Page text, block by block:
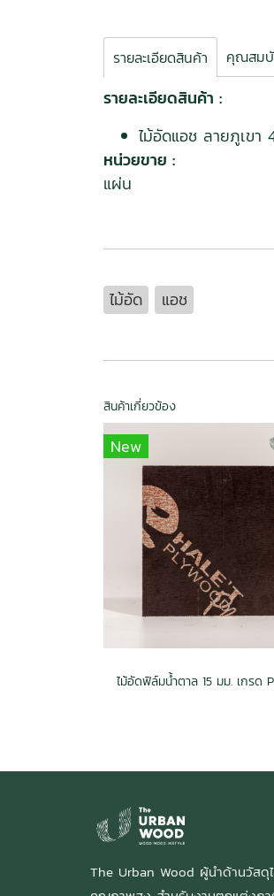
รายละเอียดสินค้า คุณสม
รายละเอียดสินค้า :
ไม้อัดแอช ลายภูเข
หน่วยขาย :
แผ่น
ไม้อัด แอช
สินค้าเกี่ยวข้อง
New
The Urban Wood ผู้นำด้านวัสดุ